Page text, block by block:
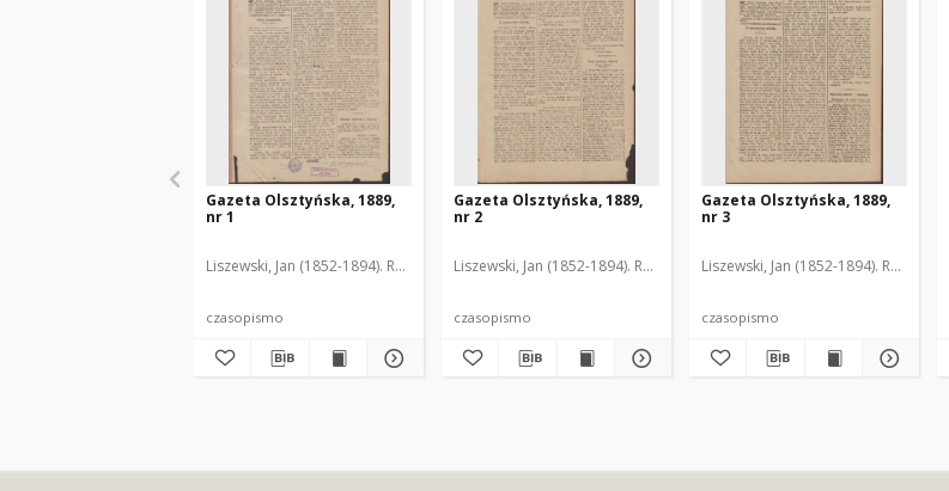
Gazeta Olsztyńska, 1889,
nr 1
Liszewski, Jan (1852-1894). Red.
czasopismo
Gazeta Olsztyńska, 1889,
nr 2
Liszewski, Jan (1852-1894). Red.
czasopismo
Gazeta Olsztyńska, 1889,
nr 3
Liszewski, Jan (1852-1894). Red.
czasopismo